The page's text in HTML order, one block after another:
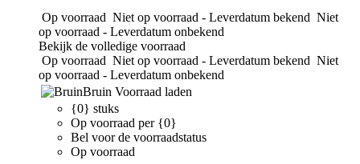
Op voorraad Niet op voorraad - Leverdatum bekend Niet
op voorraad - Leverdatum onbekend
Bekijk de volledige voorraad
Op voorraad Niet op voorraad - Leverdatum bekend Niet
op voorraad - Leverdatum onbekend
Bruin Voorraad laden
{0} stuks
Op voorraad per {0}
Bel voor de voorraadstatus
Op voorraad